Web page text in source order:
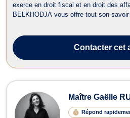
exerce en droit fiscal et en droit des
BELKHODJA vous offre tout son
d'optim...
Contactercet
Maître Gaëlle
Répond